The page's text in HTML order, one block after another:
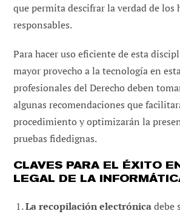
que permita descifrar la verdad de los
responsables.
Para hacer uso eficiente de esta
mayor provecho a la tecnología en
profesionales del Derecho deben
algunas recomendaciones que
procedimiento y optimizarán la
pruebas fidedignas.
CLAVES PARA EL ÉXITO
LEGAL DE LA
La recopilación electrónicadebe